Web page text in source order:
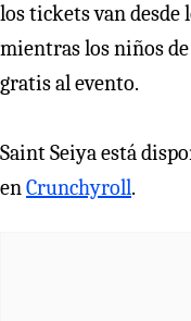
los tickets van desde
mientras los niños
gratis al evento.
Saint Seiya está
enCrunchyroll.